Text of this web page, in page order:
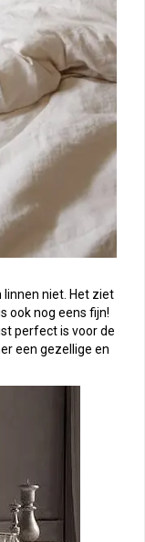
linnen niet. Het ziet
ook nog eens fijn!
perfect is voor de
een gezellige en